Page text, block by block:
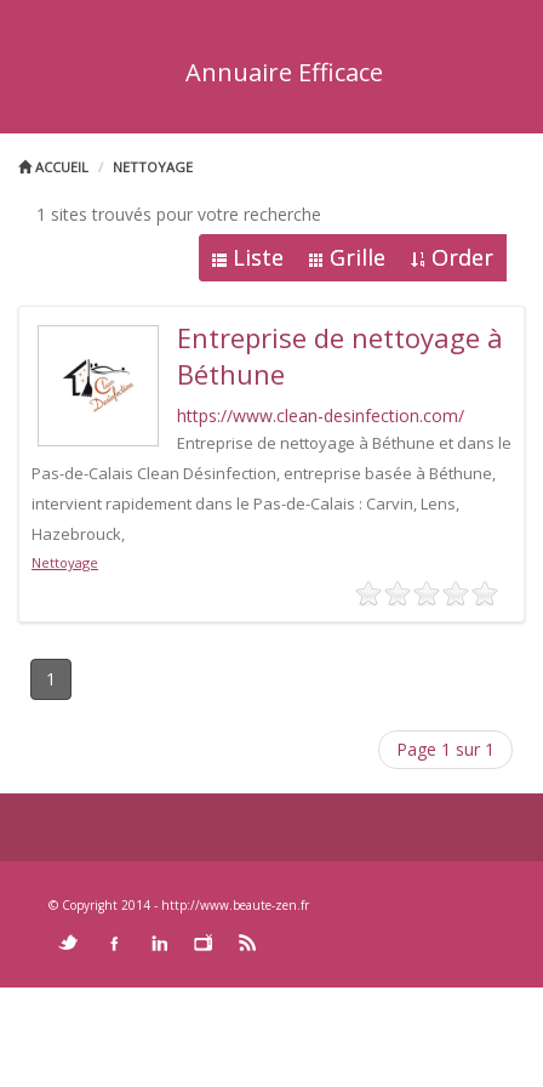
Annuaire Efficace
ACCUEIL NETTOYAGE
1 sites trouvés pour votre recherche
Liste Grille Order
Entreprise de nettoyage à
Béthune
https://www.clean-desinfection.com/
Entreprise de nettoyage à Béthune et dans le
Pas-de-Calais Clean Désinfection, entreprise basée à Béthune,
intervient rapidement dans le Pas-de-Calais : Carvin, Lens,
Hazebrouck,
Nettoyage
1
Page 1 sur 1
© Copyright 2014 - http://www.beaute-zen.fr